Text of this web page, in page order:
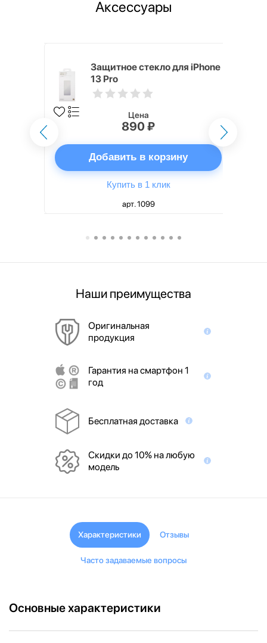
Аксессуары
Защитное стекло для iPhone
13 Pro
Цена
890 ₽
Добавить в корзину
Купить в 1 клик
арт. 1099
Наши преимущества
Оригинальная
продукция
Гарантия на смартфон 1
год
Бесплатная доставка
Скидки до 10% на любую
модель
Характеристики Отзывы
Часто задаваемые вопросы
Основные характеристики